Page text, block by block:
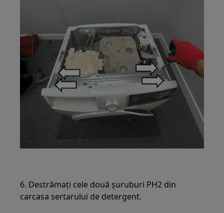
6. Destrămați cele două șuruburi PH2 din
carcasa sertarului de detergent.